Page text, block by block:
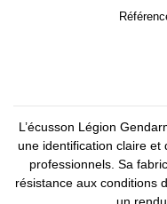
L’écusson Légion
une identification claire et
professionnels. Sa
résistance aux conditions